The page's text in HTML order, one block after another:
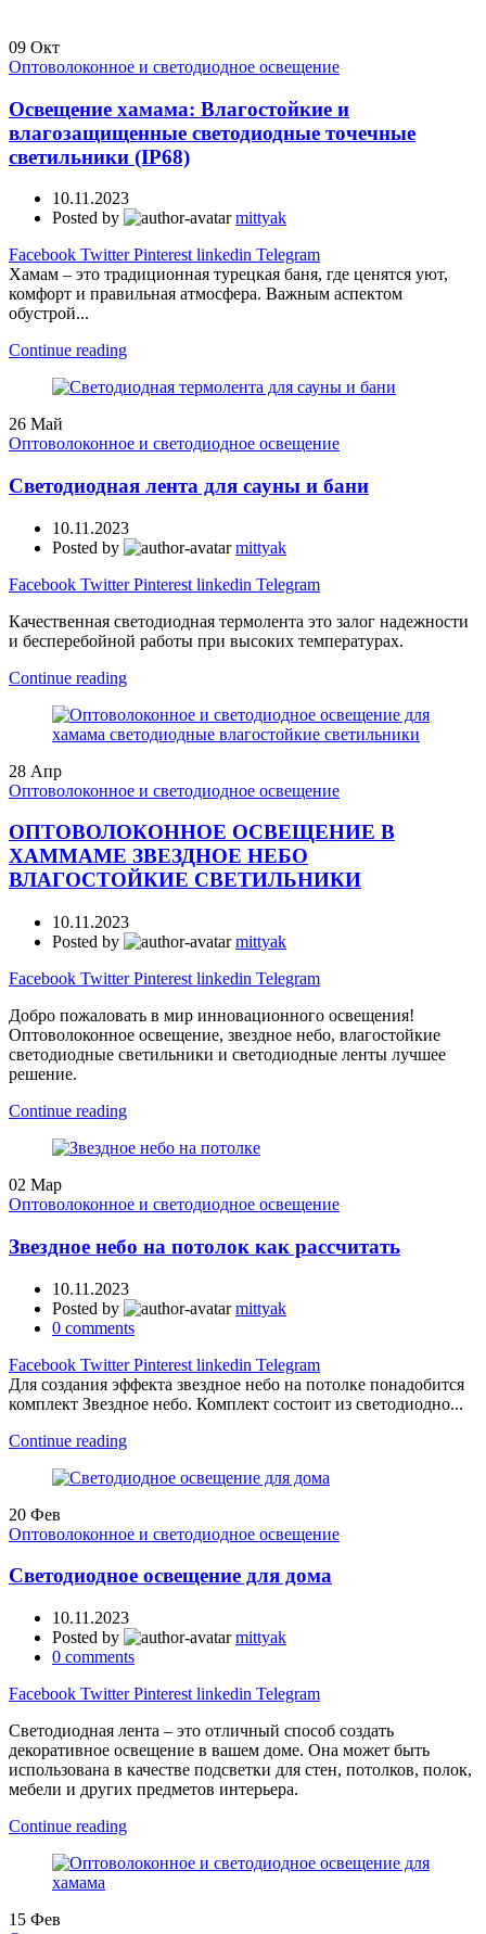
09 Окт
Оптоволоконное и светодиодное освещение
Освещение хамама: Влагостойкие и
влагозащищенные светодиодные точечные
светильники (IP68)
10.11.2023
Posted by
mittyak
Facebook Twitter Pinterest linkedin Telegram
Хамам – это традиционная турецкая баня, где ценятся уют,
комфорт и правильная атмосфера. Важным аспектом
обустрой...
Continue reading
26 Май
Оптоволоконное и светодиодное освещение
Светодиодная лента для сауны и бани
10.11.2023
Posted by
mittyak
Facebook Twitter Pinterest linkedin Telegram
Качественная светодиодная термолента это залог надежности
и бесперебойной работы при высоких температурах.
Continue reading
28 Апр
Оптоволоконное и светодиодное освещение
ОПТОВОЛОКОННОЕ ОСВЕЩЕНИЕ В
ХАММАМЕ ЗВЕЗДНОЕ НЕБО
ВЛАГОСТОЙКИЕ СВЕТИЛЬНИКИ
10.11.2023
Posted by
mittyak
Facebook Twitter Pinterest linkedin Telegram
Добро пожаловать в мир инновационного освещения!
Оптоволоконное освещение, звездное небо, влагостойкие
светодиодные светильники и светодиодные ленты лучшее
решение.
Continue reading
02 Мар
Оптоволоконное и светодиодное освещение
Звездное небо на потолок как рассчитать
10.11.2023
Posted by
mittyak
0 comments
Facebook Twitter Pinterest linkedin Telegram
Для создания эффекта звездное небо на потолке понадобится
комплект Звездное небо. Комплект состоит из светодиодно...
Continue reading
20 Фев
Оптоволоконное и светодиодное освещение
Светодиодное освещение для дома
10.11.2023
Posted by
mittyak
0 comments
Facebook Twitter Pinterest linkedin Telegram
Светодиодная лента – это отличный способ создать
декоративное освещение в вашем доме. Она может быть
использована в качестве подсветки для стен, потолков, полок,
мебели и других предметов интерьера.
Continue reading
15 Фев